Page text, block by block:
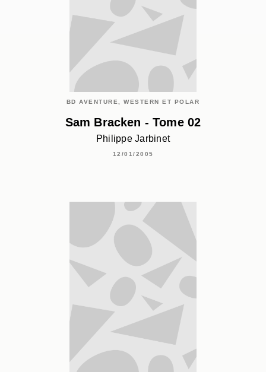
BD AVENTURE, WESTERN ET POLAR
Sam Bracken - Tome 02
Philippe Jarbinet
12/01/2005